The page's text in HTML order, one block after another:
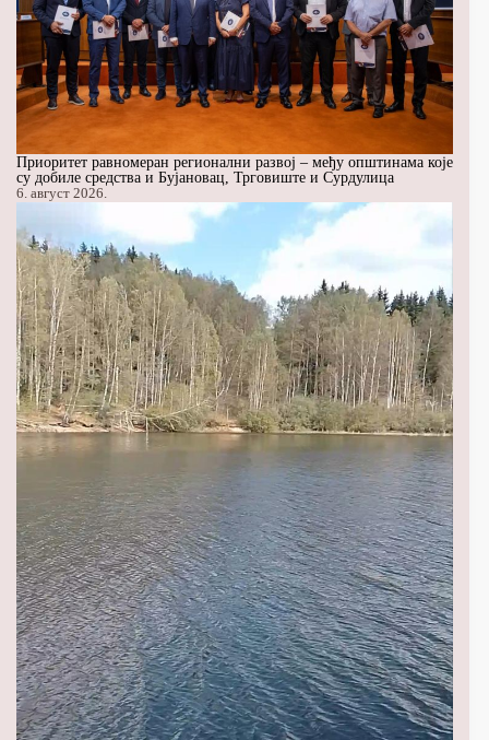
Приоритет равномеран регионални развој – међу општинама које
су добиле средства и Бујановац, Трговиште и Сурдулица
6. август 2026.